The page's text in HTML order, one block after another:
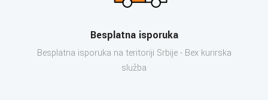
Besplatna isporuka
Besplatna isporuka na teritoriji Srbije - Bex kurirska
služba